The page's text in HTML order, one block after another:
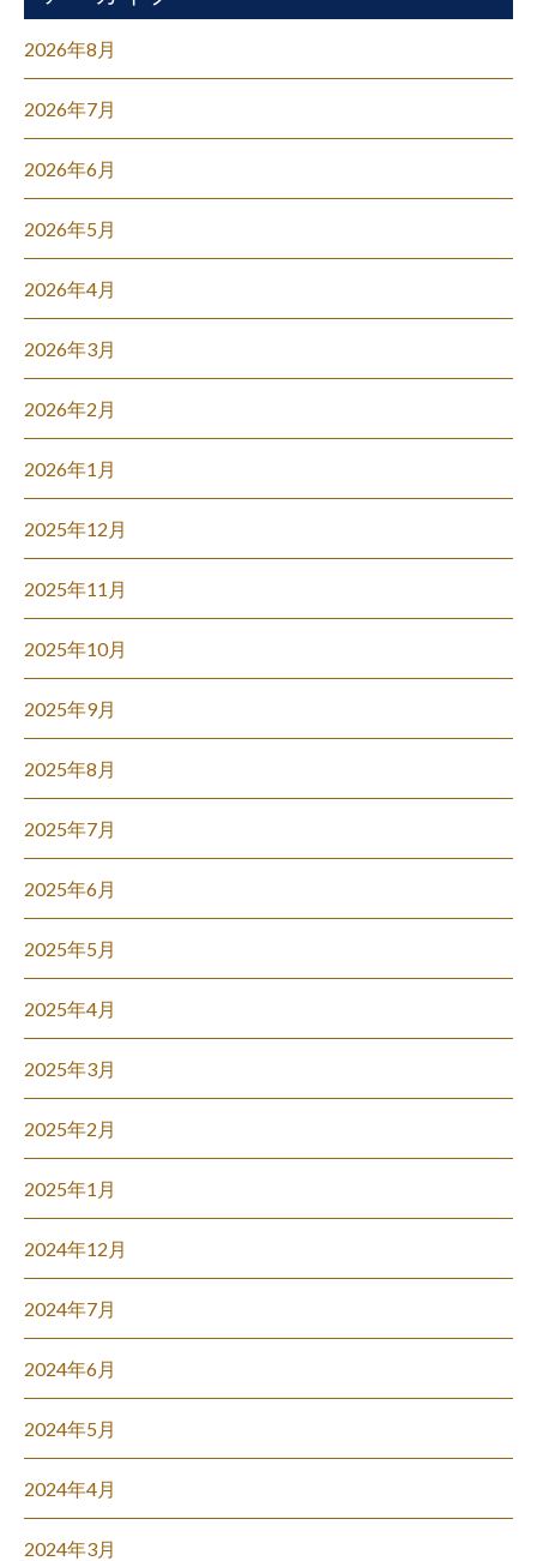
2026年8月
2026年7月
2026年6月
2026年5月
2026年4月
2026年3月
2026年2月
2026年1月
2025年12月
2025年11月
2025年10月
2025年9月
2025年8月
2025年7月
2025年6月
2025年5月
2025年4月
2025年3月
2025年2月
2025年1月
2024年12月
2024年7月
2024年6月
2024年5月
2024年4月
2024年3月